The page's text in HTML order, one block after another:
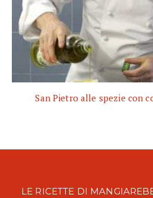
San Pietro alle spezie con
LE RICETTE DI